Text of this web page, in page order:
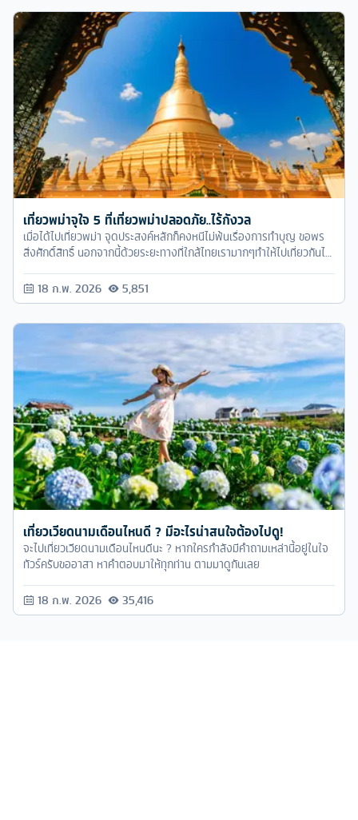
เที่ยวพม่าจุใจ 5 ที่เที่ยวพม่าปลอดภัย..ไร้กังวล
เมื่อได้ไปเที่ยวพม่า จุดประสงค์หลักก็คงหนีไม่พ้นเรื่องการทำบุญ ขอพร
สิ่งศักดิ์สิทธิ์ นอกจากนี้ด้วยระยะทางที่ใกล้ไทยเรามากๆทำให้ไปเที่ยวกันได้
18 ก.พ. 2026 5,851
เที่ยวเวียดนามเดือนไหนดี ? มีอะไรน่าสนใจต้องไปดู!
จะไปเที่ยวเวียดนามเดือนไหนดีนะ ? หากใครกำลังมีคำถามเหล่านี้อยู่ในใจ
ทัวร์ครับขออาสา หาคำตอบมาให้ทุกท่าน ตามมาดูกันเลย
18 ก.พ. 2026 35,416